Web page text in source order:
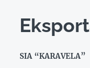
SIA “KARAVELA”